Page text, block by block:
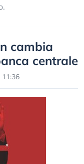
cambia
centrale